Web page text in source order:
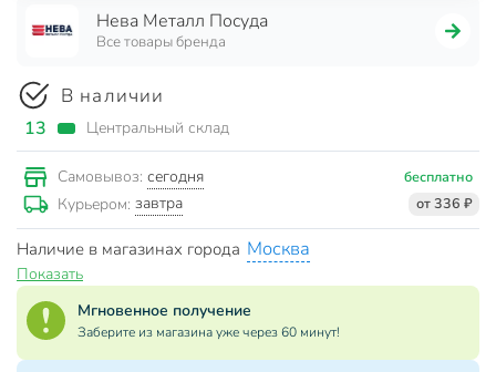
Нева Металл Посуда
Все товары бренда
В наличии
13 Центральный склад
Самовывоз: сегодня бесплатно
Курьером: завтра от 336 ₽
Наличие в магазинах города Москва
Показать
Мгновенное получение
Заберите из магазина уже через 60 минут!